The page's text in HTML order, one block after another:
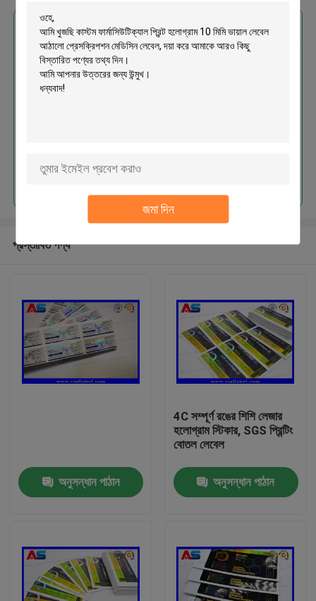
জমা দিন
পণ্য
আমাদের সম্পর্কে
এর সেরা মূল্য পান
কাস্টম ফার্মাসিউটিক্যাল প্রিন্ট হলোগ্রাম 10
মিমি ভায়াল লেবেল আঠালো প্রেসক্রিপশন
চালিয়ে
প্রস্তাবিত পণ্য
অনুসন্ধান পাঠান
4C সম্পূর্ণ রঙের শিশি লেজার
হলোগ্রাম স্টিকার, SGS প্রিন্টিং
বোতল লেবেল
অনুসন্ধান পাঠান